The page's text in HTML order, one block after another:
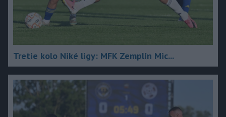
Tretie kolo Niké ligy: MFK Zemplín Mic...